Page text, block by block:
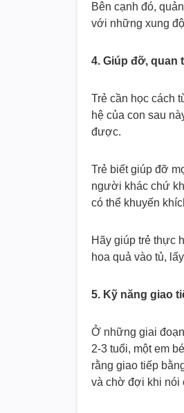
Bên cạnh đó,
với những xung
4. Giúp đỡ, quan
Trẻ cần học cách
hệ của con sau
được.
Trẻ biết giúp đỡ
người khác chứ
có thể khuyến
Hãy giúp trẻ thực
hoa quả vào tủ,
5. Kỹ năng giao
Ở những giai
2-3 tuổi, một em
rằng giao tiếp
và chờ đợi khi nói